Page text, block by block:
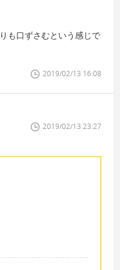
も口ずさむという感じで
2019/02/13 16:08
2019/02/13 23:27